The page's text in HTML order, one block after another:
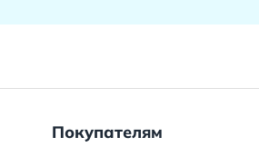
Покупателям